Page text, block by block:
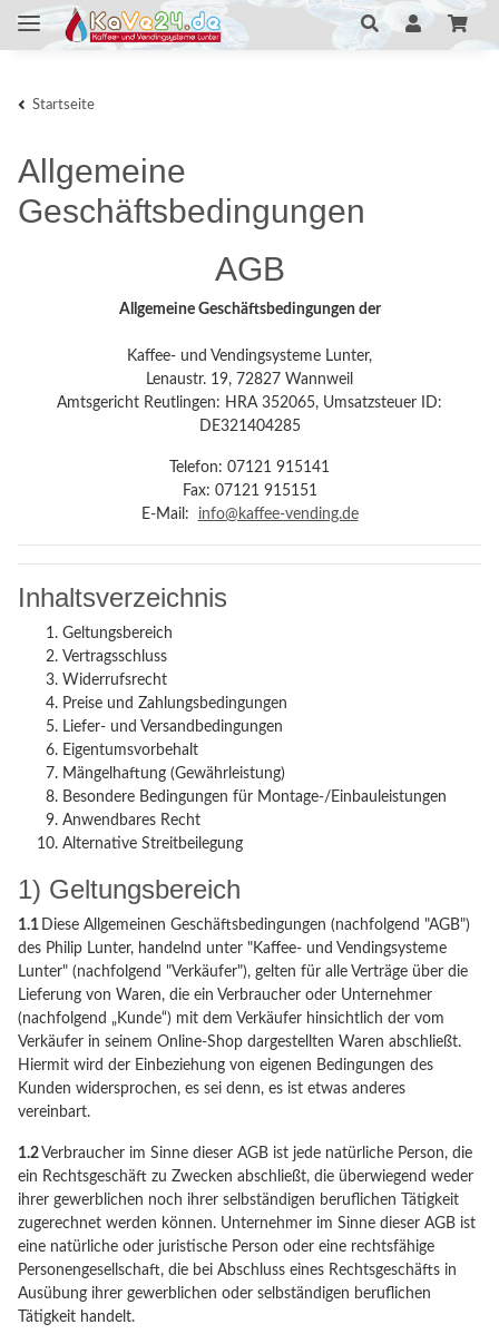
Startseite
Allgemeine
Geschäftsbedingungen
AGB
Allgemeine Geschäftsbedingungen der
Kaffee- und Vendingsysteme Lunter,
Lenaustr. 19, 72827 Wannweil
Amtsgericht Reutlingen: HRA 352065, Umsatzsteuer ID:
DE321404285
Telefon: 07121 915141
Fax: 07121 915151
E-Mail:
info@kaffee-vending.de
Inhaltsverzeichnis
Geltungsbereich
Vertragsschluss
Widerrufsrecht
Preise und Zahlungsbedingungen
Liefer- und Versandbedingungen
Eigentumsvorbehalt
Mängelhaftung (Gewährleistung)
Besondere Bedingungen für Montage-/Einbauleistungen
Anwendbares Recht
Alternative Streitbeilegung
1) Geltungsbereich
1.1 Diese Allgemeinen Geschäftsbedingungen (nachfolgend "AGB")
des Philip Lunter, handelnd unter "Kaffee- und Vendingsysteme
Lunter" (nachfolgend "Verkäufer"), gelten für alle Verträge über die
Lieferung von Waren, die ein Verbraucher oder Unternehmer
(nachfolgend „Kunde“) mit dem Verkäufer hinsichtlich der vom
Verkäufer in seinem Online-Shop dargestellten Waren abschließt.
Hiermit wird der Einbeziehung von eigenen Bedingungen des
Kunden widersprochen, es sei denn, es ist etwas anderes
vereinbart.
1.2Verbraucher im Sinne dieser AGB ist jede natürliche Person, die
ein Rechtsgeschäft zu Zwecken abschließt, die überwiegend weder
ihrer gewerblichen noch ihrer selbständigen beruflichen Tätigkeit
zugerechnet werden können. Unternehmer im Sinne dieser AGB ist
eine natürliche oder juristische Person oder eine rechtsfähige
Personengesellschaft, die bei Abschluss eines Rechtsgeschäfts in
Ausübung ihrer gewerblichen oder selbständigen beruflichen
Tätigkeit handelt.